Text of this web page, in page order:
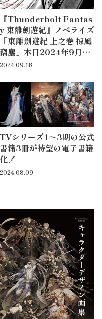
『Thunderbolt Fantas
y 東離劍遊紀』ノベライズ
「東離劍遊紀 上之巻 掠風
竊塵」本日2024年9月18
日(水)発売！
2024.09.18
TVシリーズ1～3期の公式
書籍3冊が待望の電子書籍
化！
2024.08.09